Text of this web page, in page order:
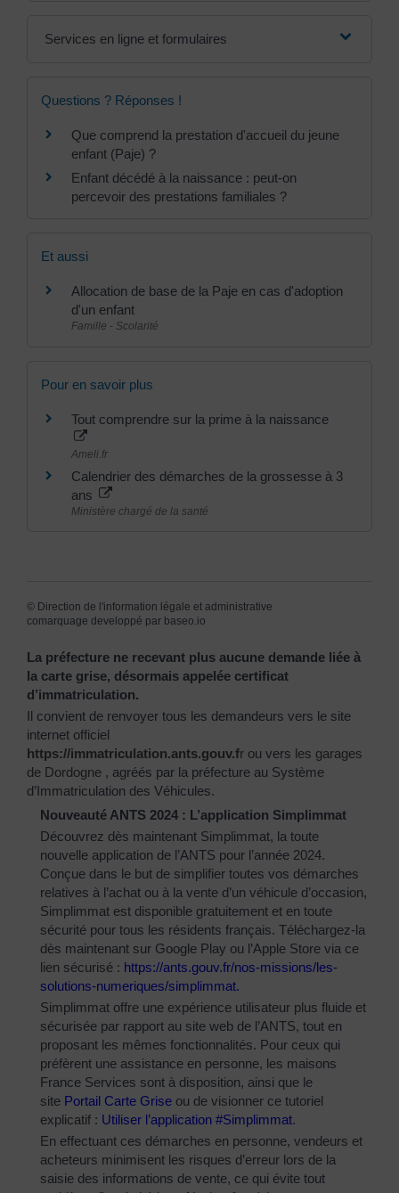
Services en ligne et formulaires
Questions ? Réponses !
Que comprend la prestation d'accueil du jeune
enfant (Paje) ?
Enfant décédé à la naissance : peut-on
percevoir des prestations familiales ?
Et aussi
Allocation de base de la Paje en cas d'adoption
d'un enfant
Famille - Scolarité
Pour en savoir plus
Tout comprendre sur la prime à la naissance
Ameli.fr
Calendrier des démarches de la grossesse à 3
ans
Ministère chargé de la santé
© Direction de l'information légale et administrative
comarquage developpé par baseo.io
La préfecture ne recevant plus aucune demande liée à
la carte grise, désormais appelée certificat
d’immatriculation.
Il convient de renvoyer tous les demandeurs vers le site
internet officiel
https://immatriculation.ants.gouv.fr ou vers les garages
de Dordogne , agréés par la préfecture au Système
d’Immatriculation des Véhicules.
Nouveauté ANTS 2024 : L’application Simplimmat
Découvrez dès maintenant Simplimmat, la toute
nouvelle application de l’ANTS pour l’année 2024.
Conçue dans le but de simplifier toutes vos démarches
relatives à l’achat ou à la vente d’un véhicule d’occasion,
Simplimmat est disponible gratuitement et en toute
sécurité pour tous les résidents français. Téléchargez-la
dès maintenant sur Google Play ou l’Apple Store via ce
lien sécurisé : https://ants.gouv.fr/nos-missions/les-
solutions-numeriques/simplimmat.
Simplimmat offre une expérience utilisateur plus fluide et
sécurisée par rapport au site web de l’ANTS, tout en
proposant les mêmes fonctionnalités. Pour ceux qui
préfèrent une assistance en personne, les maisons
France Services sont à disposition, ainsi que le
site Portail Carte Grise ou de visionner ce tutoriel
explicatif : Utiliser l’application #Simplimmat.
En effectuant ces démarches en personne, vendeurs et
acheteurs minimisent les risques d’erreur lors de la
saisie des informations de vente, ce qui évite tout